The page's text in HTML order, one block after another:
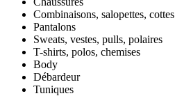
Combinaisons, salopettes, cottes
Pantalons
Sweats, vestes, pulls, polaires
T-shirts, polos, chemises
Body
Débardeur
Tuniques